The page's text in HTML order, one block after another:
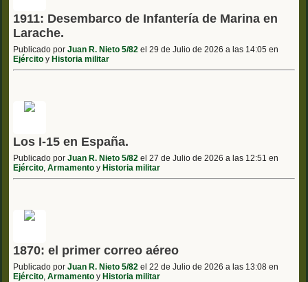
1911: Desembarco de Infantería de Marina en
Larache.
Publicado por Juan R. Nieto 5/82 el 29 de Julio de 2026 a las 14:05 en
Ejército y Historia militar
Los I-15 en España.
Publicado por Juan R. Nieto 5/82 el 27 de Julio de 2026 a las 12:51 en
Ejército Armamento y Historia militar
1870: el primer correo aéreo
Publicado por Juan R. Nieto 5/82 el 22 de Julio de 2026 a las 13:08 en
Ejército Armamento y Historia militar